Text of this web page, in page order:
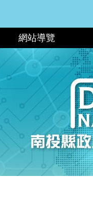
網站導覽